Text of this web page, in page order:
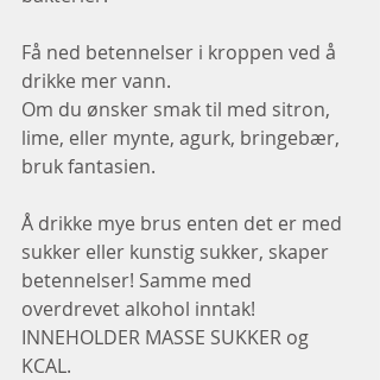
Få ned betennelser i kroppen ved å
drikke mer vann.
Om du ønsker smak til med sitron,
lime, eller mynte, agurk, bringebær,
bruk fantasien.
Å drikke mye brus enten det er med
sukker eller kunstig sukker, skaper
betennelser! Samme med
overdrevet alkohol inntak!
INNEHOLDER MASSE SUKKER og
KCAL.